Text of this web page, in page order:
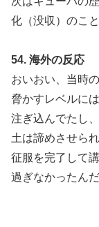
化（没収）のこ
54. 海外の反応
おいおい、当時
脅かすレベルに
注ぎ込んでたし
土は諦めさせら
征服を完了して
過ぎなかったんだ